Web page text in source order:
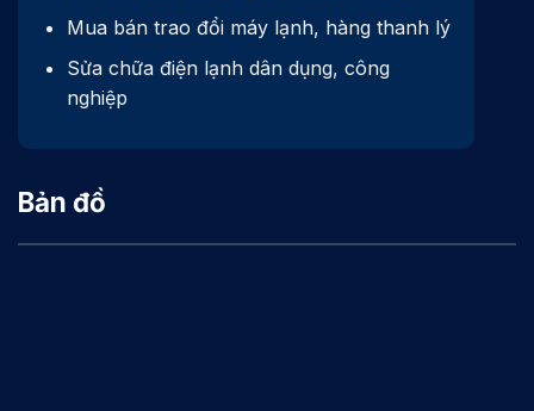
Mua bán trao đổi máy lạnh, hàng thanh lý
Sửa chữa điện lạnh dân dụng, công
nghiệp
Bản đồ